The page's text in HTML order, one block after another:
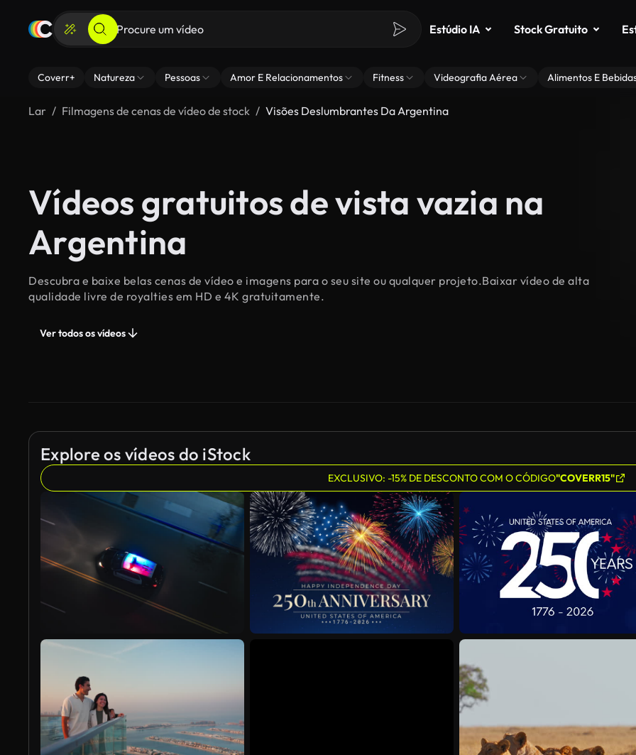
Estúdio IA Stock Gratuito
Coverr+ Natureza Pessoas Amor E Relacionamentos Fitness Videografia Aérea Alimentos E
Lar Filmagens de cenas de vídeo de stock Visões Deslumbrantes Da Argentina
Vídeos gratuitos de vista vazia na
Argentina
Descubra e baixe belas cenas de vídeo e imagens para o seu site ou qualquer projeto.Baixar vídeo de alta
qualidade livre de royalties em HD e 4K gratuitamente.
Ver todos os vídeos
Explore os vídeos do iStock
EXCLUSIVO: -15% DE DESCONTO COM O CÓDIGO"COVERR15"